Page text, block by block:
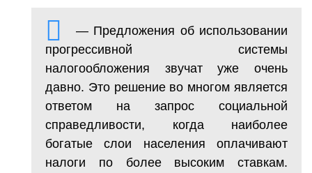
— Предложения об использовании
прогрессивной системы
налогообложения звучат уже очень
давно. Это решение во многом является
ответом на запрос социальной
справедливости, когда наиболее
богатые слои населения оплачивают
налоги по более высоким ставкам.